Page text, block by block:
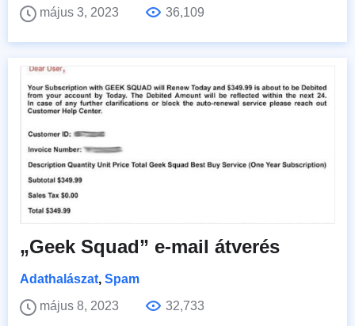
május 3, 2023
36,109
„Geek Squad” e-mail átverés
Adathalászat, Spam
május 8, 2023
32,733